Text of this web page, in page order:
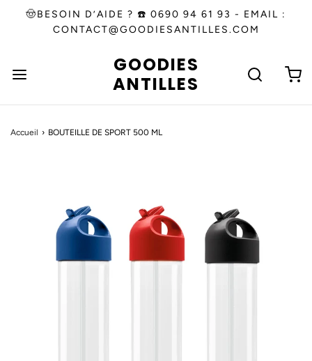
🤠BESOIN D’AIDE ? ☎️ 0690 94 61 93 - EMAIL :
CONTACT@GOODIESANTILLES.COM
GOODIES
ANTILLES
Accueil › BOUTEILLE DE SPORT 500 ML